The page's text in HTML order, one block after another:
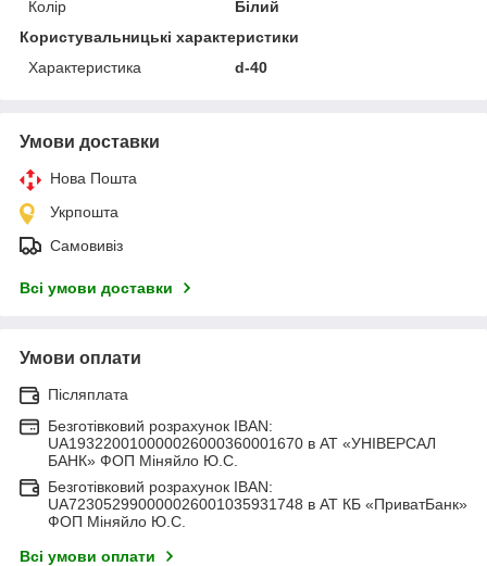
Колір
Білий
Користувальницькі характеристики
Характеристика
d-40
Умови доставки
Нова Пошта
Укрпошта
Самовивіз
Всі умови доставки
Умови оплати
Післяплата
Безготівковий розрахунок IBAN:
UA193220010000026000360001670 в АТ «УНІВЕРСАЛ
БАНК» ФОП Міняйло Ю.С.
Безготівковий розрахунок IBAN:
UA723052990000026001035931748 в АТ КБ «ПриватБанк»
ФОП Міняйло Ю.С.
Всі умови оплати